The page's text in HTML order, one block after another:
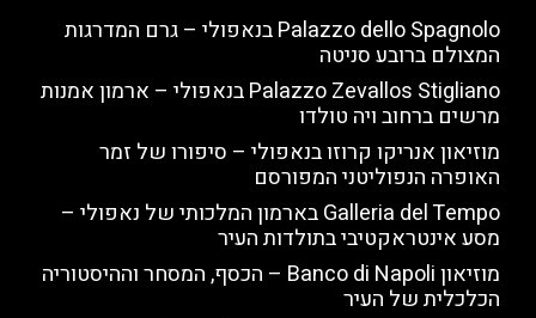
Palazzo dello Spagnolo בנאפולי – גרם המדרגות
המצולם ברובע סניטה
Palazzo Zevallos Stigliano בנאפולי – ארמון אמנות
מרשים ברחוב ויה טולדו
מוזיאון אנריקו קרוזו בנאפולי – סיפורו של זמר
האופרה הנפוליטני המפורסם
Galleria del Tempo בארמון המלכותי של נאפולי –
מסע אינטראקטיבי בתולדות העיר
מוזיאון Banco di Napoli – הכסף, המסחר וההיסטוריה
הכלכלית של העיר